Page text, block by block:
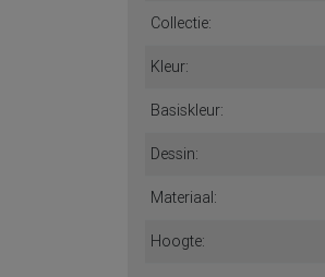
Collectie:
Kleur:
Basiskleur:
Dessin:
Materiaal:
Hoogte: